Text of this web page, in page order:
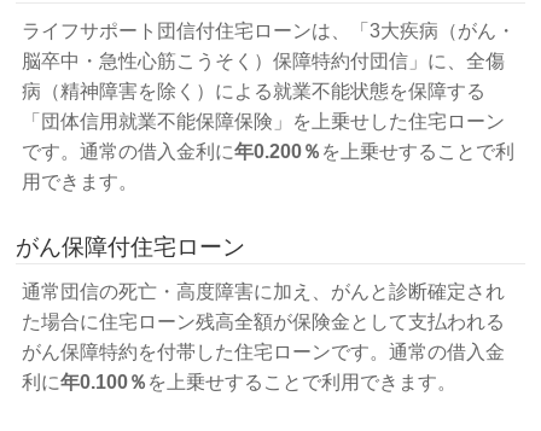
ライフサポート団信付住宅ローンは、「3大疾病（がん・
脳卒中・急性心筋こうそく）保障特約付団信」に、全傷
病（精神障害を除く）による就業不能状態を保障する
「団体信用就業不能保障保険」を上乗せした住宅ローン
です。通常の借入金利に年0.200％ を上乗せすることで利
用できます。
がん保障付住宅ローン
通常団信の死亡・高度障害に加え、がんと診断確定され
た場合に住宅ローン残高全額が保険金として支払われる
がん保障特約を付帯した住宅ローンです。通常の借入金
利に年0.100％ を上乗せすることで利用できます。